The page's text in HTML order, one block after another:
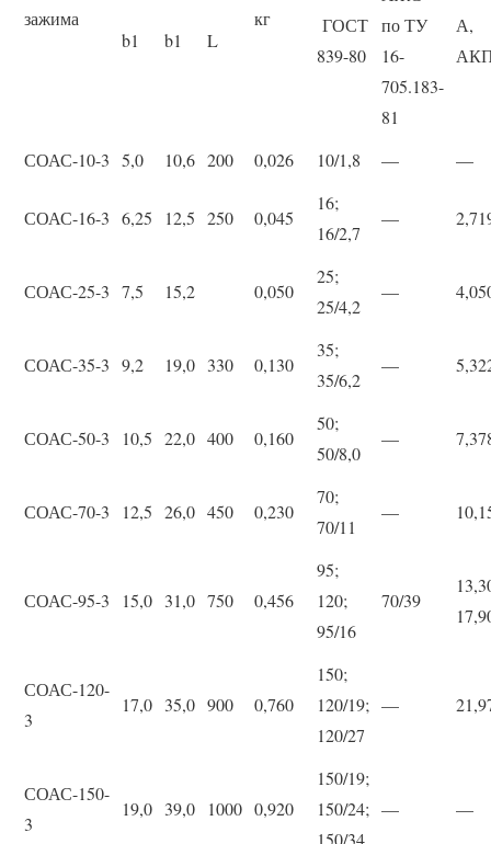
зажима
кг
b1 b1 L
ГОСТ
839-80
по ТУ
16-
705.183-
81
А,
СОАС-10-3 5,0 10,6 200 0,026 10/1,8 — —
СОАС-16-3 6,25 12,5 250 0,045
16;
16/2,7
—
СОАС-25-3 7,5 15,2 0,050
25;
25/4,2
—
СОАС-35-3 9,2 19,0 330 0,130
35;
35/6,2
—
СОАС-50-3 10,5 22,0 400 0,160
50;
50/8,0
—
СОАС-70-3 12,5 26,0 450 0,230
70;
70/11
—
СОАС-95-3 15,0 31,0 750 0,456
95;
120;
95/16
70/39
СОАС-120-
3
17,0 35,0 900 0,760
150;
120/19;
120/27
—
СОАС-150-
3
19,0 39,0 1000 0,920
150/19;
150/24;
150/34
— —